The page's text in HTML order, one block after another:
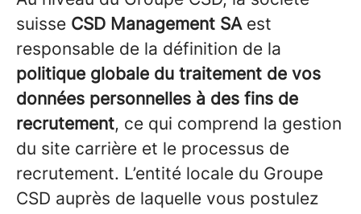
suisse CSD Management SAest
responsable de la définition de la
politique globale du traitement de vos
données personnelles à des fins de
recrutement, ce qui comprend la gestion
du site carrière et le processus de
recrutement. L’entité locale du Groupe
CSD auprès de laquelle vous postulez